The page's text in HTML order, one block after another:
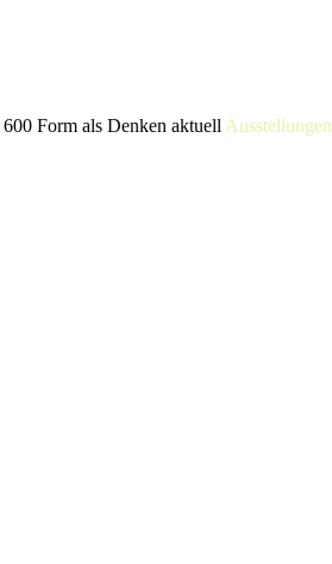
600 Form als Denken aktuell Ausstellungen